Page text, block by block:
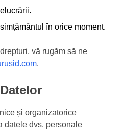
în orice moment.
vă rugăm să ne
.
și organizatorice
datele dvs. personale